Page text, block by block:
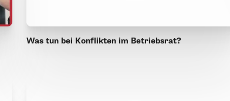
Was tun bei Konflikten im Betriebsrat?